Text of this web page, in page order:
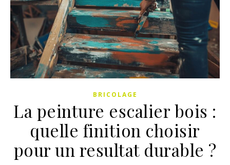
BRICOLAGE
La peinture escalier bois :
quelle finition choisir
pour un resultat durable ?